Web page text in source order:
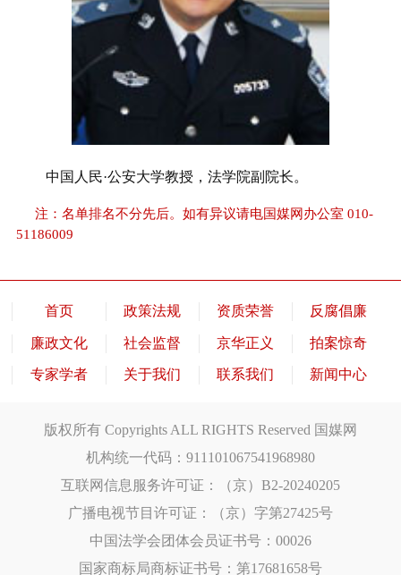
中国人民·公安大学教授，法学院副院长。
注：名单排名不分先后。如有异议请电国媒网办公室 010-
51186009
首页 政策法规 资质荣誉
反腐倡廉
廉政文化
社会监督 京华正义
拍案惊奇
专家学者
关于我们 联系我们 新闻中心
版权所有 Copyrights ALL RIGHTS Reserved 国媒网
机构统一代码：911101067541968980
互联网信息服务许可证：（京）B2-20240205
广播电视节目许可证：（京）字第27425号
中国法学会团体会员证书号：00026
国家商标局商标证书号：第17681658号